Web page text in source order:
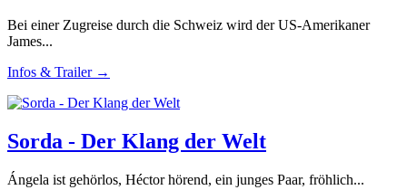
Bei einer Zugreise durch die Schweiz wird der US-Amerikaner
James...
Infos & Trailer →
Sorda - Der Klang der Welt
Ángela ist gehörlos, Héctor hörend, ein junges Paar, fröhlich...